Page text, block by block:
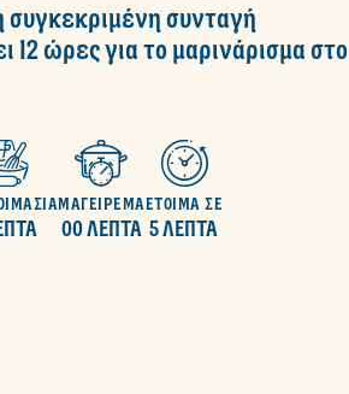
συνταγή
12 ώρες για το μαρινάρισμα στο
00 ΛΕΠΤΑ
ΜΑΓΕΙΡΕΜΑ
5 ΛΕΠΤΑ
ΕΤΟΙΜΑ ΣΕ